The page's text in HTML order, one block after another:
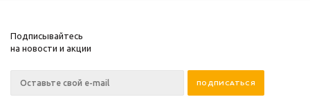
Подписывайтесь
на новости и акции